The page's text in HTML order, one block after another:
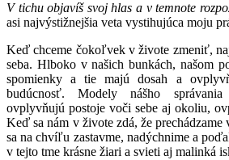
V tichu objavíš svoj hlas a v temnote
asi najvýstižnejšia veta vystihujúca moju
Keď chceme čokoľvek v živote zmeniť,
seba. Hlboko v našich bunkách, našom
spomienky a tie majú dosah a
budúcnosť. Modely nášho
ovplyvňujú postoje voči sebe aj okoliu,
Keď sa nám v živote zdá, že
sa na chvíľu zastavme, nadýchnime a
v tejto tme krásne žiari a svieti aj malinká